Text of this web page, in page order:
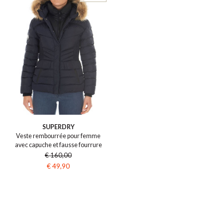
SUPERDRY
Veste rembourrée pour femme
avec capuche et fausse fourrure
€ 160,00
€ 49,90